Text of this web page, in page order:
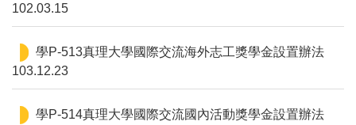
102.03.15
學P-513真理大學國際交流海外志工獎學金設置辦法
103.12.23
學P-514真理大學國際交流國內活動獎學金設置辦法